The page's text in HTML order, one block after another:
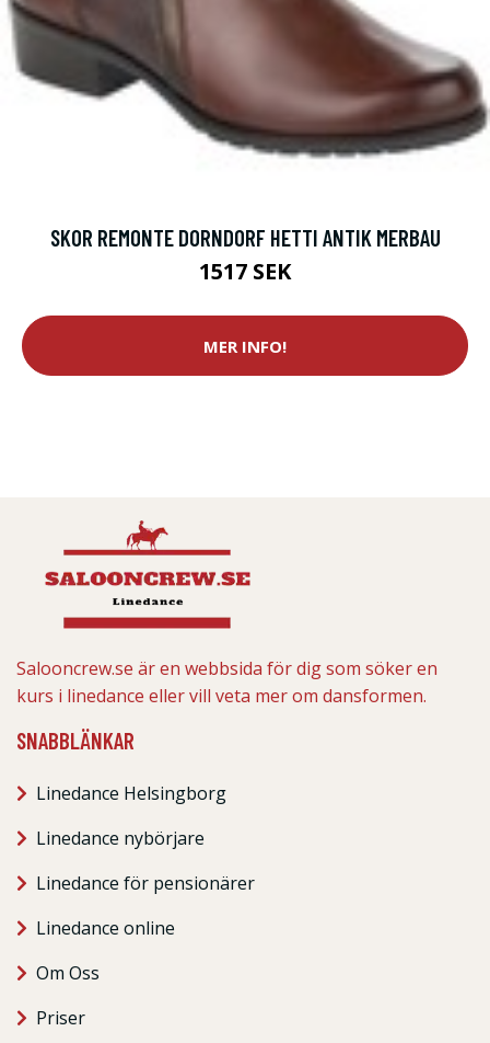
SKOR REMONTE DORNDORF HETTI ANTIK MERBAU
1517 SEK
MER INFO!
Salooncrew.se är en webbsida för dig som söker en
kurs i linedance eller vill veta mer om dansformen.
SNABBLÄNKAR
Linedance Helsingborg
Linedance nybörjare
Linedance för pensionärer
Linedance online
Om Oss
Priser